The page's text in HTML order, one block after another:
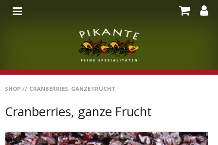
SHOP // CRANBERRIES, GANZE FRUCHT
Cranberries, ganze Frucht